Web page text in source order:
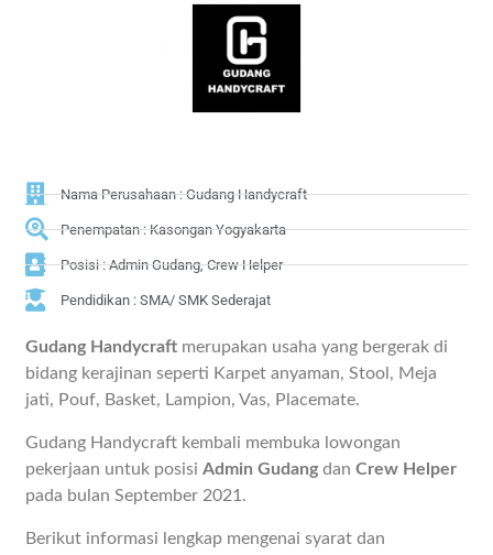
Nama Perusahaan : Gudang Handycraft
Penempatan : Kasongan Yogyakarta
Posisi : Admin Gudang, Crew Helper
Pendidikan : SMA/ SMK Sederajat
Gudang Handycraft merupakan usaha yang bergerak di
bidang kerajinan seperti Karpet anyaman, Stool, Meja
jati, Pouf, Basket, Lampion, Vas, Placemate.
Gudang Handycraft kembali membuka lowongan
pekerjaan untuk posisiAdmin GudangdanCrew Helper
pada bulan September 2021.
Berikut informasi lengkap mengenai syarat dan